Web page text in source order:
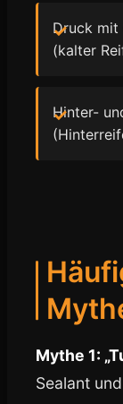
Druck
(kalter
Hinter-
Mythe 1:
Sealant